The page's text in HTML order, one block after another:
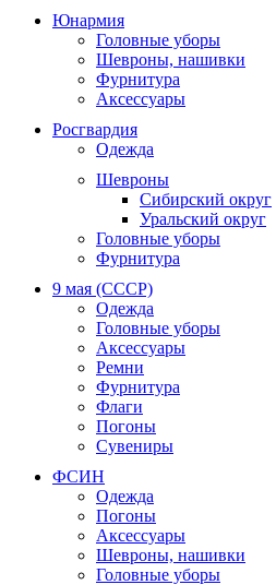
Юнармия
Головные уборы
Шевроны, нашивки
Фурнитура
Аксессуары
Росгвардия
Одежда
Шевроны
Сибирский округ
Уральский округ
Головные уборы
Фурнитура
9 мая (СССР)
Одежда
Головные уборы
Аксессуары
Ремни
Фурнитура
Флаги
Погоны
Сувениры
ФСИН
Одежда
Погоны
Аксессуары
Шевроны, нашивки
Головные уборы